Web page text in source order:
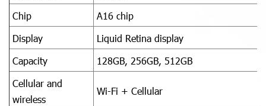
Chip
A16 chip
Display
Liquid Retina display
Capacity
128GB, 256GB, 512GB
Cellular and
wireless
Wi-Fi + Cellular